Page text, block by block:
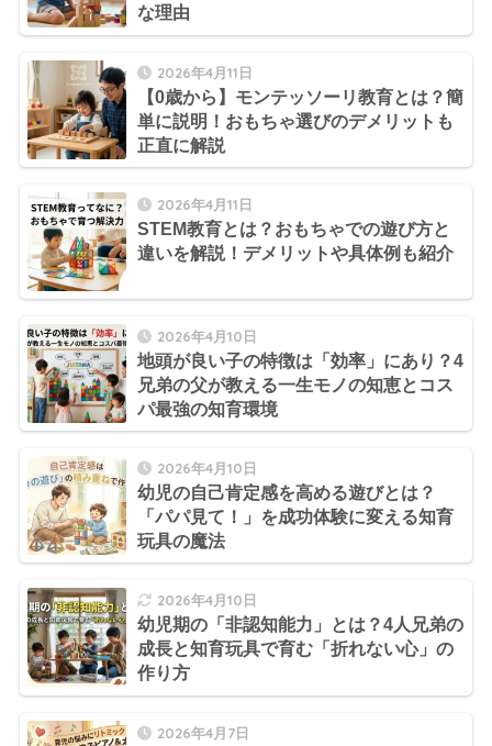
な理由
2026年4月11日
【0歳から】モンテッソーリ教育とは？簡
単に説明！おもちゃ選びのデメリットも
正直に解説
2026年4月11日
STEM教育とは？おもちゃでの遊び方と
違いを解説！デメリットや具体例も紹介
2026年4月10日
地頭が良い子の特徴は「効率」にあり？4
兄弟の父が教える一生モノの知恵とコス
パ最強の知育環境
2026年4月10日
幼児の自己肯定感を高める遊びとは？
「パパ見て！」を成功体験に変える知育
玩具の魔法
2026年4月10日
幼児期の「非認知能力」とは？4人兄弟の
成長と知育玩具で育む「折れない心」の
作り方
2026年4月7日